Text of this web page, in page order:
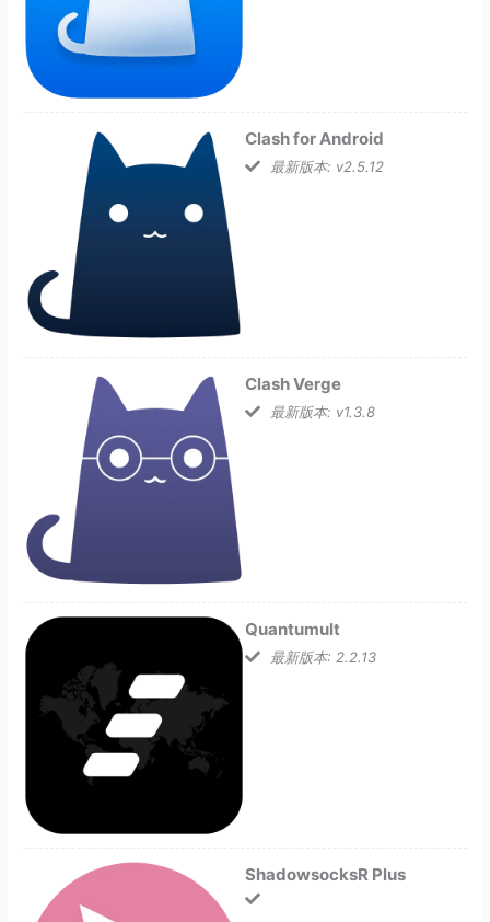
Clash for Android
最新版本: v2.5.12
Clash Verge
最新版本: v1.3.8
Quantumult
最新版本: 2.2.13
ShadowsocksR Plus